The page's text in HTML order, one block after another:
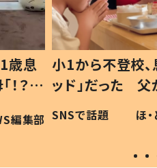
歳息
？」
編集部
小1から不登校、
ッド」だった
作り続ける理
#令和の子
SNSで話題 ほ